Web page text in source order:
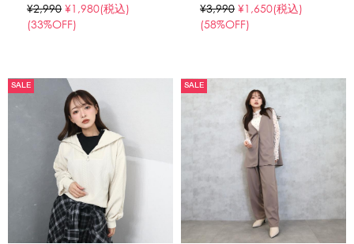
¥2,990 ¥1,980(税込)
(33%OFF)
¥3,990 ¥1,650(税込)
(58%OFF)
SALE SALE